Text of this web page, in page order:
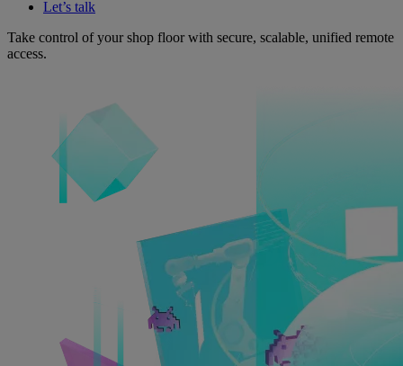
Let’s talk
Take control of your shop floor with secure, scalable, unified remote
access.